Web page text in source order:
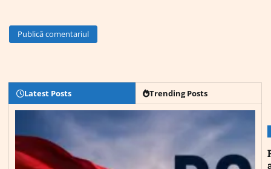
Latest Posts Trending Posts